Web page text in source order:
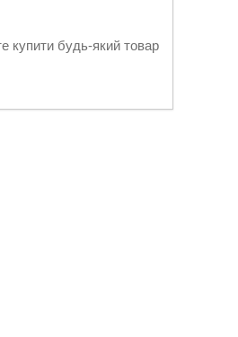
купити будь-який товар